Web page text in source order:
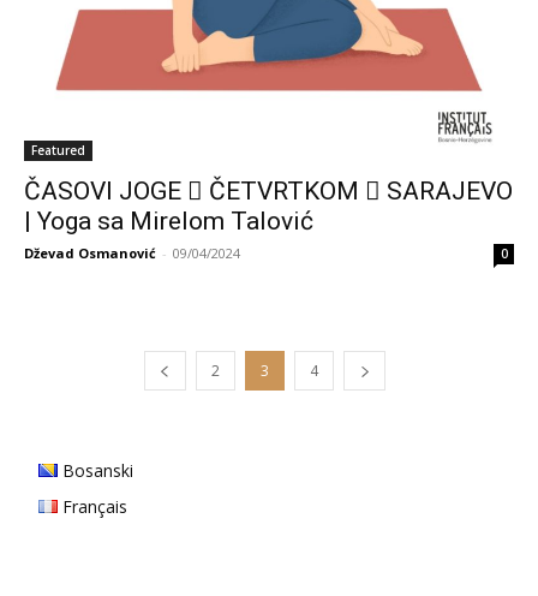
Featured
ČASOVI JOGE ⃒ ČETVRTKOM ⃒ SARAJEVO
| Yoga sa Mirelom Talović
Dževad Osmanović - 09/04/2024 0
2 3 4
Bosanski
Français